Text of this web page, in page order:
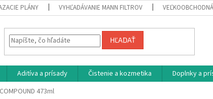
PLÁNY VYHĽADÁVANIE MANN FILTROV
HĽADAŤ
Aditíva a prísady Čistenie a kozmetika Doplnky a
473ml